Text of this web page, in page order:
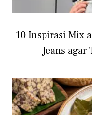
10 Inspirasi Mix
Jeans agar